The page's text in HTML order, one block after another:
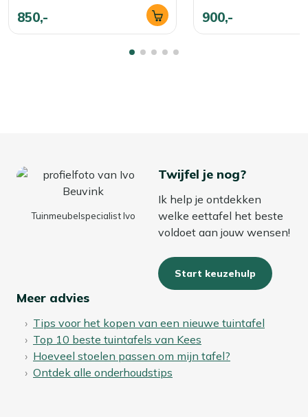
850,- 900,-
Tuinmeubelspecialist Ivo
Twijfel je nog?
Ik help je ontdekken
welke eettafel het beste
voldoet aan jouw wensen!
Start keuzehulp
Meer advies
Tips voor het kopen van een nieuwe tuintafel
Top 10 beste tuintafels van Kees
Hoeveel stoelen passen om mijn tafel?
Ontdek alle onderhoudstips